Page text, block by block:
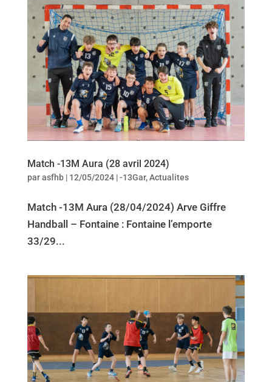
Match -13M Aura (28 avril 2024)
parasfhb| 12/05/2024|-13Gar,Actualites
Match -13M Aura (28/04/2024) Arve Giffre
Handball – Fontaine : Fontaine l’emporte
33/29...